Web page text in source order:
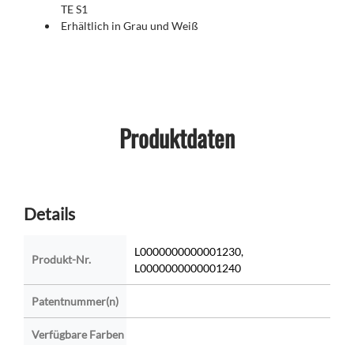
TE S1​​​​​​​
Erhältlich in Grau und Weiß
Produktdaten
Details
Produkt-Nr.
L0000000000001230,
L0000000000001240
Patentnummer(n)
Verfügbare Farben